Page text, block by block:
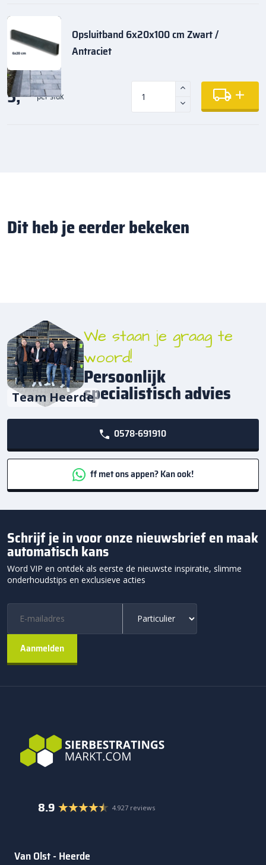
Opsluitband 6x20x100 cm Zwart /
Antraciet
5,35 per stuk
Dit heb je eerder bekeken
Team Heerde
We staan je graag te
woord!
Persoonlijk
specialistisch advies
0578-691910
ff met ons appen? Kan ook!
Schrijf je in voor onze nieuwsbrief en maak
automatisch kans
Word VIP en ontdek als eerste de nieuwste inspiratie, slimme
onderhoudstips en exclusieve acties
8.9 4.927 reviews
Van Olst - Heerde